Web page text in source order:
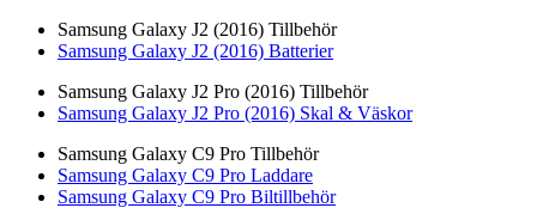
Samsung Galaxy J2 (2016) Tillbehör
Samsung Galaxy J2 (2016) Batterier
Samsung Galaxy J2 Pro (2016) Tillbehör
Samsung Galaxy J2 Pro (2016) Skal & Väskor
Samsung Galaxy C9 Pro Tillbehör
Samsung Galaxy C9 Pro Laddare
Samsung Galaxy C9 Pro Biltillbehör